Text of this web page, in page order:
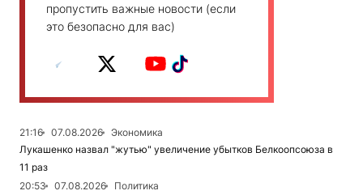
пропустить важные новости (если
это безопасно для вас)
21:16 07.08.2026
Экономика
Лукашенко назвал "жутью" увеличение убытков Белкоопсоюза в
11 раз
20:53
07.08.2026
Политика